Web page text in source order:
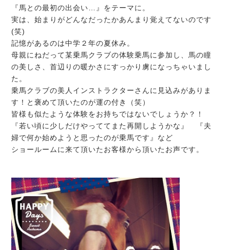
『馬との最初の出会い…』をテーマに。
実は、始まりがどんなだったかあんまり覚えてないのです
(笑)
記憶があるのは中学２年の夏休み。
母親にねだって某乗馬クラブの体験乗馬に参加し、馬の瞳
の美しさ、首辺りの暖かさにすっかり虜になっちゃいまし
た。
乗馬クラブの美人インストラクターさんに見込みがありま
す！と褒めて頂いたのが運の付き（笑）
皆様も似たような体験をお持ちではないでしょうか？！
『若い頃に少しだけやっててまた再開しようかな』 『夫
婦で何か始めようと思ったのが乗馬です』など
ショールームに来て頂いたお客様から頂いたお声です。